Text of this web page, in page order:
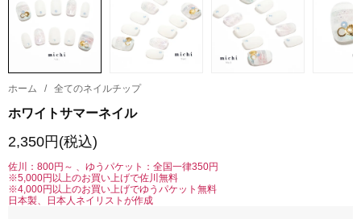
ホーム / 全てのネイルチップ
ホワイトサマーネイル
2,350円(税込)
佐川：800円～ 、ゆうパケット：全国一律350円
※5,000円以上のお買い上げで佐川無料
※4,000円以上のお買い上げでゆうパケット無料
日本製、日本人ネイリストが作成